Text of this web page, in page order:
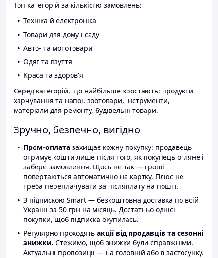
Топ категорій за кількістю замовлень:
Техніка й електроніка
Товари для дому і саду
Авто- та мототовари
Одяг та взуття
Краса та здоров'я
Серед категорій, що найбільше зростають: продукти
харчування та напої, зоотовари, інструменти,
матеріали для ремонту, будівельні товари.
Зручно, безпечно, вигідно
Пром-оплата захищає кожну покупку: продавець
отримує кошти лише після того, як покупець огляне і
забере замовлення. Щось не так — гроші
повертаються автоматично на картку. Плюс не
треба переплачувати за післяплату на пошті.
З підпискою Smart — безкоштовна доставка по всій
Україні за 50 грн на місяць. Достатньо однієї
покупки, щоб підписка окупилась.
Регулярно проходять акції від продавців та сезонні
знижки. Стежимо, щоб знижки були справжніми.
Актуальні пропозиції — на головній або в застосунку.